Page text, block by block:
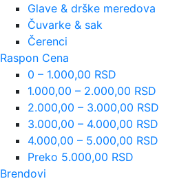
Glave & drške meredova
Čuvarke & sak
Čerenci
Raspon Cena
0 – 1.000,00 RSD
1.000,00 – 2.000,00 RSD
2.000,00 – 3.000,00 RSD
3.000,00 – 4.000,00 RSD
4.000,00 – 5.000,00 RSD
Preko 5.000,00 RSD
Brendovi